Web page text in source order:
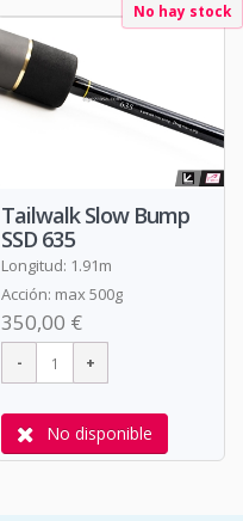
No hay stock
Tailwalk Slow Bump
SSD 635
Longitud: 1.91m
Acción: max 500g
350,00 €
No disponible